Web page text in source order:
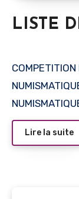
LISTE
COMPETITION PHILATÉLIE COMPETITION
Lire la suite